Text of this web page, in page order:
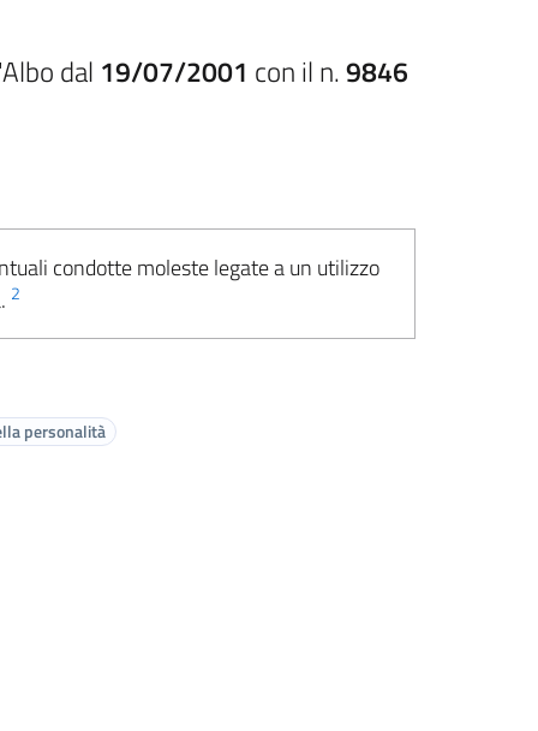
dal 19/07/2001 con il n.9846
condotte moleste legate a un utilizzo
2
personalità